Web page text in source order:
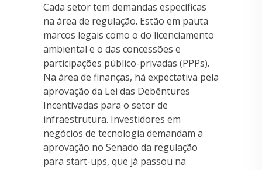
Cada setor tem demandas específicas
na área de regulação. Estão em pauta
marcos legais como o do licenciamento
ambiental e o das concessões e
participações público-privadas (PPPs).
Na área de finanças, há expectativa pela
aprovação da Lei das Debêntures
Incentivadas para o setor de
infraestrutura. Investidores em
negócios de tecnologia demandam a
aprovação no Senado da regulação
para start-ups, que já passou na